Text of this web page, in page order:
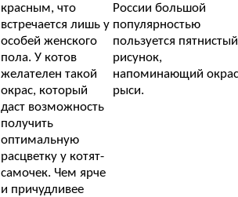
красным, что
встречается лишь у
особей женского
пола. У котов
желателен такой
окрас, который
даст возможность
получить
оптимальную
расцветку у котят-
самочек. Чем ярче
и причудливее
России большой
популярностью
пользуется пятнистый
рисунок,
напоминающий окрас
рыси.